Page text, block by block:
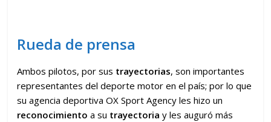
Rueda de prensa
Ambos pilotos, por sus trayectorias, son importantes
representantes del deporte motor en el país; por lo que
su agencia deportiva OX Sport Agency les hizo un
reconocimiento a su trayectoria y les auguró más